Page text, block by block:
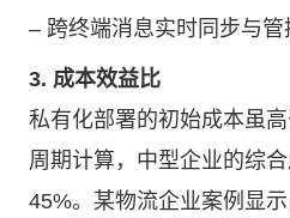
– 跨终端消息实时同步与管
3. 成本效益比
私有化部署的初始成本虽
周期计算，中型企业的综
45%。某物流企业案例显